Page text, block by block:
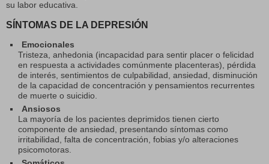
su labor educativa.
SÍNTOMAS DE LA DEPRESIÓN
Emocionales
Tristeza, anhedonia (incapacidad para sentir placer o felicidad
en respuesta a actividades comúnmente placenteras), pérdida
de interés, sentimientos de culpabilidad, ansiedad, disminución
de la capacidad de concentración y pensamientos recurrentes
de muerte o suicidio.
Ansiosos
La mayoría de los pacientes deprimidos tienen cierto
componente de ansiedad, presentando síntomas como
irritabilidad, falta de concentración, fobias y/o alteraciones
psicomotoras.